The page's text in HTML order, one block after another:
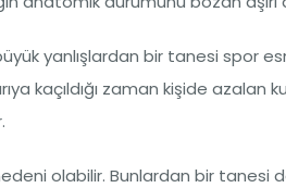
yanlışlardan bir tanesi spor
kaçıldığı zaman kişide azalan
olabilir. Bunlardan bir tanesi de